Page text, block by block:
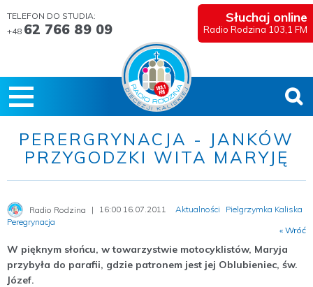
TELEFON DO STUDIA:
+48 62 766 89 09
Słuchaj online
Radio Rodzina 103,1 FM
PERERGRYNACJA - JANKÓW
PRZYGODZKI WITA MARYJĘ
Radio Rodzina 16:00 16.07.2011 Aktualności
Pielgrzymka Kaliska
Peregrynacja
« Wróć
W pięknym słońcu, w towarzystwie motocyklistów, Maryja
przybyła do parafii, gdzie patronem jest jej Oblubieniec, św.
Józef.